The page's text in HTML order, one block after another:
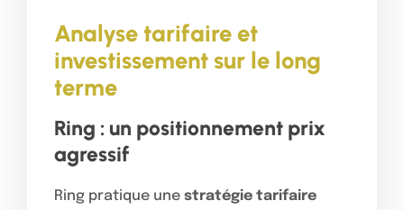
Analyse tarifaire et
investissement sur le long
terme
Ring : un positionnement prix
agressif
Ring pratique une stratégie tarifaire